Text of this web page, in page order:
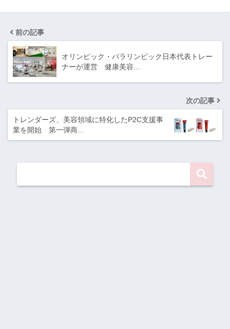
前の記事
オリンピック・パラリンピック日本代表トレー
ナーが運営 健康美容…
次の記事
トレンダーズ、美容領域に特化したP2C支援事
業を開始 第一弾商…